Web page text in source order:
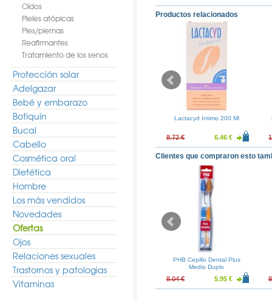
Oídos
Pieles atópicas
Pies/piernas
Reafirmantes
Tratamiento de los senos
Protección solar
Adelgazar
Bebé y embarazo
Botiquín
Bucal
Cabello
Cosmética oral
Dietética
Hombre
Los más vendidos
Novedades
Ofertas
Ojos
Relaciones sexuales
Trastornos y patologias
Vitaminas
Productos relacionados
Intimo 20
9.45 €
250ml
13.87 € 10.27 €
Lactacyd Intimo 200 Ml
8.72 € 6.46 €
Clientes que compraron esto
Access
4.85 €
Cola de Caballo Neo 45
Capsulas
12.71 € 9.42 €
PHB Cepillo Dental Plus
Medio Duplo
8.04 € 5.95 €